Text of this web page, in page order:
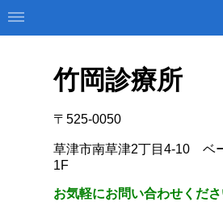
竹岡診療所
〒525-0050
草津市南草津2丁目4-10 ベ
1F
お気軽にお問い合わせくだ